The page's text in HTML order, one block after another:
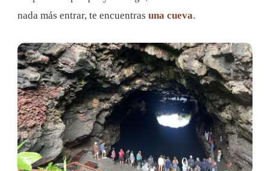
nada más entrar, te encuentras una cueva.